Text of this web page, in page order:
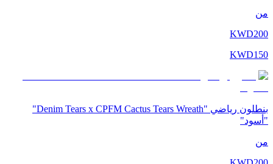
من
KWD200
KWD150
بنطلون رياضي "Denim Tears x CPFM Cactus Tears Wreath"
"أسود"
من